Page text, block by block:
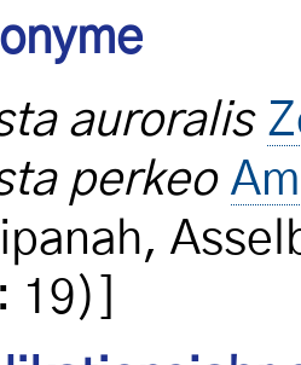
auroralis
perkeo
19)]